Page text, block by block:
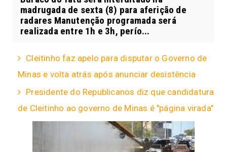
madrugada de sexta (8) para aferição de
radares Manutenção programada será
realizada entre 1h e 3h, perío...
Cleitinho faz apelo para disputar o Governo de
Minas e volta atrás após anunciar desistência
Presidente do Republicanos diz que candidatura
de Cleitinho ao governo de Minas é "página virada"